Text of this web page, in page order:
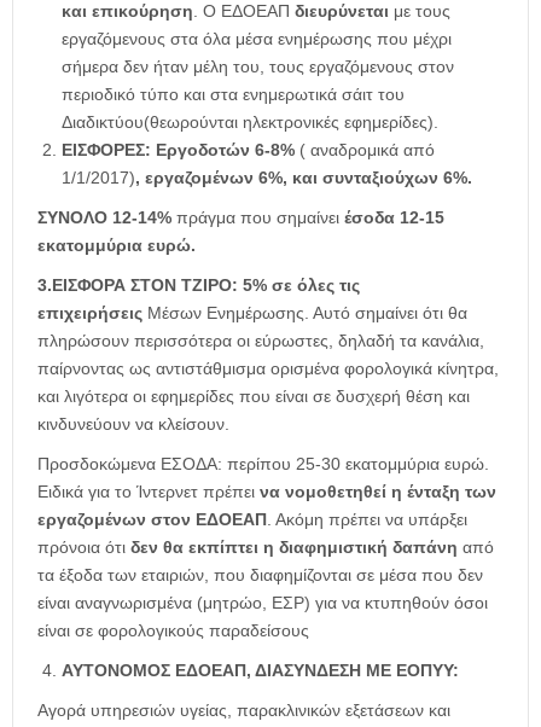
και επικούρηση. Ο ΕΔΟΕΑΠ διευρύνεται με τους
εργαζόμενους στα όλα μέσα ενημέρωσης που μέχρι
σήμερα δεν ήταν μέλη του, τους εργαζόμενους στον
περιοδικό τύπο και στα ενημερωτικά σάιτ του
Διαδικτύου(θεωρούνται ηλεκτρονικές εφημερίδες).
ΕΙΣΦΟΡΕΣ: Εργοδοτών 6-8% ( αναδρομικά από
1/1/2017), εργαζομένων 6%, και συνταξιούχων 6%.
ΣΥΝΟΛΟ 12-14% πράγμα που σημαίνει έσοδα 12-15
εκατομμύρια ευρώ.
3.ΕΙΣΦΟΡΑ ΣΤΟΝ ΤΖΙΡΟ: 5% σε όλες τις
επιχειρήσεις Μέσων Ενημέρωσης. Αυτό σημαίνει ότι θα
πληρώσουν περισσότερα οι εύρωστες, δηλαδή τα κανάλια,
παίρνοντας ως αντιστάθμισμα ορισμένα φορολογικά κίνητρα,
και λιγότερα οι εφημερίδες που είναι σε δυσχερή θέση και
κινδυνεύουν να κλείσουν.
Προσδοκώμενα ΕΣΟΔΑ: περίπου 25-30 εκατομμύρια ευρώ.
Ειδικά για το Ίντερνετ πρέπει να νομοθετηθεί η ένταξη των
εργαζομένων στον ΕΔΟΕΑΠ. Ακόμη πρέπει να υπάρξει
πρόνοια ότι δεν θα εκπίπτει η διαφημιστική δαπάνη από
τα έξοδα των εταιριών, που διαφημίζονται σε μέσα που δεν
είναι αναγνωρισμένα (μητρώο, ΕΣΡ) για να κτυπηθούν όσοι
είναι σε φορολογικούς παραδείσους
ΑΥΤΟΝΟΜΟΣ ΕΔΟΕΑΠ, ΔΙΑΣΥΝΔΕΣΗ ΜΕ ΕΟΠΥΥ:
Αγορά υπηρεσιών υγείας, παρακλινικών εξετάσεων και